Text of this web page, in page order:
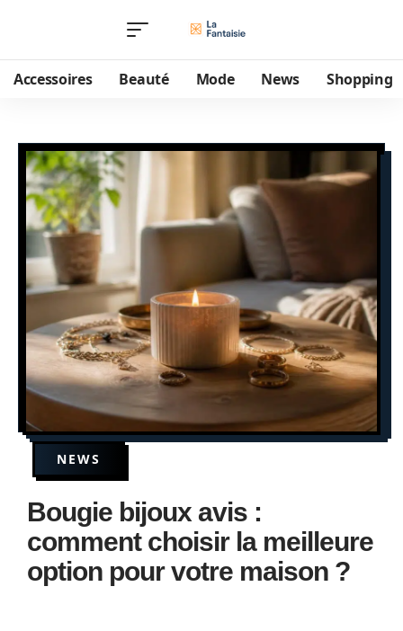
Accessoires Beauté Mode News Shopping
NEWS
Bougie bijoux avis :
comment choisir la meilleure
option pour votre maison ?